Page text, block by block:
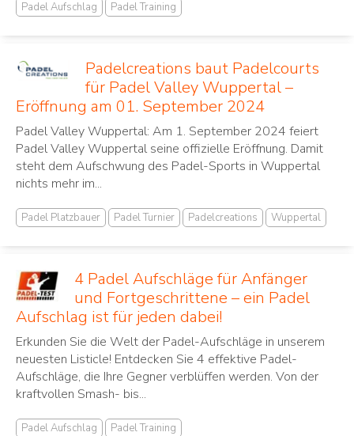
Padel Aufschlag Padel Training
Padelcreations baut Padelcourts
für Padel Valley Wuppertal –
Eröffnung am 01. September 2024
Padel Valley Wuppertal: Am 1. September 2024 feiert
Padel Valley Wuppertal seine offizielle Eröffnung. Damit
steht dem Aufschwung des Padel-Sports in Wuppertal
nichts mehr im...
Padel Platzbauer Padel Turnier Padelcreations Wuppertal
4 Padel Aufschläge für Anfänger
und Fortgeschrittene – ein Padel
Aufschlag ist für jeden dabei!
Erkunden Sie die Welt der Padel-Aufschläge in unserem
neuesten Listicle! Entdecken Sie 4 effektive Padel-
Aufschläge, die Ihre Gegner verblüffen werden. Von der
kraftvollen Smash- bis...
Padel Aufschlag Padel Training